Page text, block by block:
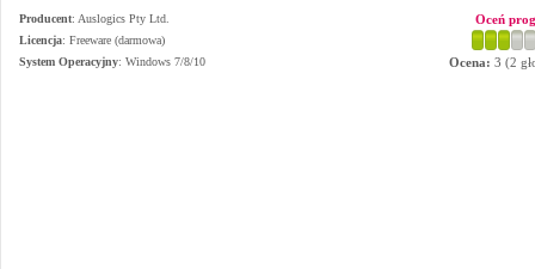
Producent: Auslogics Pty Ltd.
Licencja: Freeware (darmowa)
System Operacyjny: Windows 7/8/10
Oceń
Ocena: 3 (2